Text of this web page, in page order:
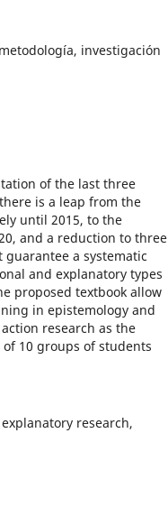
investigación
of the last three
is a leap from the
until 2015, to the
and a reduction to three
a systematic
and explanatory types
proposed textbook allow
in epistemology and
research as the
10 groups of students
research,